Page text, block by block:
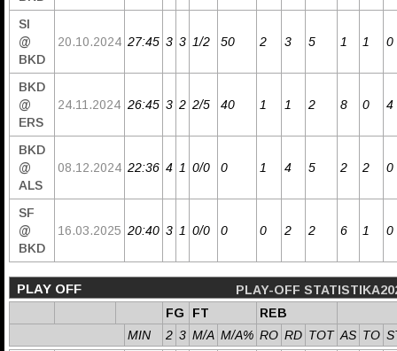
SI
@
BKD
20.10.2024 27:45 3 3 1/2 50 2 3 5 1 1 0
BKD
@
ERS
24.11.2024 26:45 3 2 2/5 40 1 1 2 8 0 4
BKD
@
ALS
08.12.2024 22:36 4 1 0/0 0 1 4 5 2 2 0
SF
@
BKD
16.03.2025 20:40 3 1 0/0 0 0 2 2 6 1 0
PLAY OFF
PLAY-OFF
FG
FT
REB
MIN
2 3 M/A M/A% RO RD TOT AS TO